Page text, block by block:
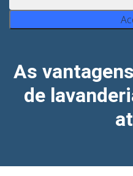
As
de